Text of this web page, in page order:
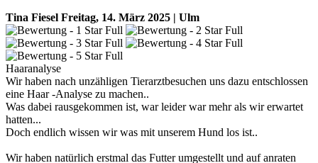
Tina Fiesel Freitag, 14. März 2025 | Ulm
Haaranalyse
Wir haben nach unzähligen Tierarztbesuchen uns dazu entschlossen
eine Haar -Analyse zu machen..
Was dabei rausgekommen ist, war leider war mehr als wir erwartet
hatten...
Doch endlich wissen wir was mit unserem Hund los ist..
Wir haben natürlich erstmal das Futter umgestellt und auf anraten